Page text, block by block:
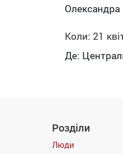
Коли: 21
Де:
Розділи
Люди